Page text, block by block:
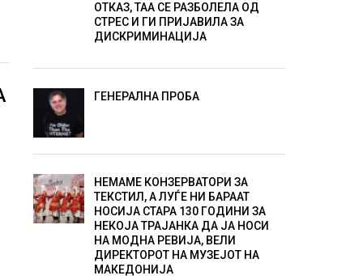
ОТКАЗ, ТАА СЕ РАЗБОЛЕЛА ОД
СТРЕС И ГИ ПРИЈАВИЛА ЗА
ДИСКРИМИНАЦИЈА
ГЕНЕРАЛНА ПРОБА
НЕМАМЕ КОНЗЕРВАТОРИ ЗА
ТЕКСТИЛ, А ЛУЃЕ НИ БАРААТ
НОСИЈА СТАРА 130 ГОДИНИ ЗА
НЕКОЈА ТРАЈАНКА ДА ЈА НОСИ
НА МОДНА РЕВИЈА, ВЕЛИ
ДИРЕКТОРОТ НА МУЗЕЈОТ НА
МАКЕДОНИЈА